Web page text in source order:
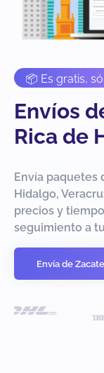
📦 Es gratis,
Envíos
Rica de
Envía paquetes
Hidalgo,
precios y
seguimiento a
Envía de